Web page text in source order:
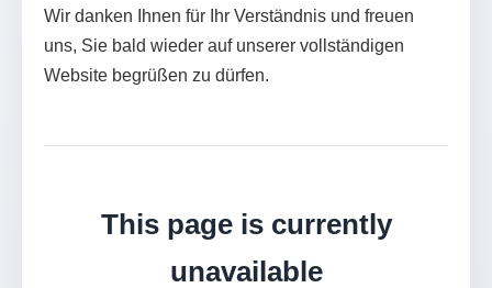
Wir danken Ihnen für Ihr Verständnis und freuen
uns, Sie bald wieder auf unserer vollständigen
Website begrüßen zu dürfen.
This page is currently
unavailable